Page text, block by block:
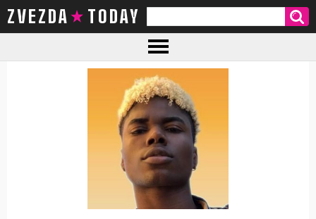
ZVEZDA TODAY